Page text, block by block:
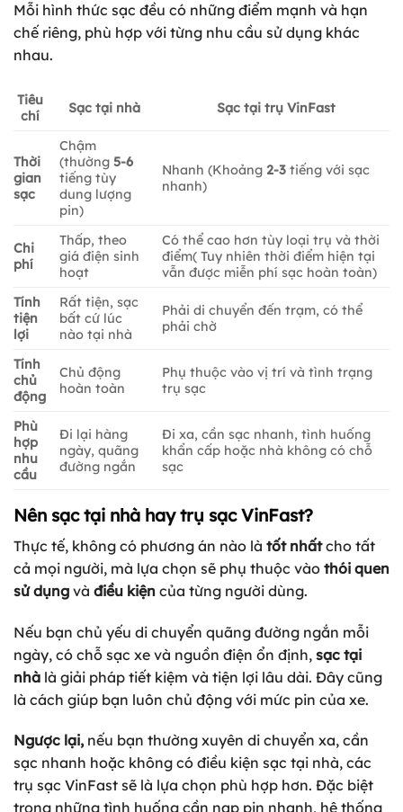
Mỗi hình thức sạc đều có những điểm mạnh và hạn
chế riêng, phù hợp với từng nhu cầu sử dụng khác
nhau.
Tiêu
chí
Sạc tại nhà Sạc tại trụ VinFast
Thời
gian
sạc
Chậm
(thường 5-6
tiếng tùy
dung lượng
pin)
Nhanh (Khoảng 2-3 tiếng với sạc
nhanh)
Chi
phí
Thấp, theo
giá điện sinh
hoạt
Có thể cao hơn tùy loại trụ và thời
điểm( Tuy nhiên thời điểm hiện tại
vẫn được miễn phí sạc hoàn toàn)
Tính
tiện
lợi
Rất tiện, sạc
bất cứ lúc
nào tại nhà
Phải di chuyển đến trạm, có thể
phải chờ
Tính
chủ
động
Chủ động
hoàn toàn
Phụ thuộc vào vị trí và tình trạng
trụ sạc
Phù
hợp
nhu
cầu
Đi lại hàng
ngày, quãng
đường ngắn
Đi xa, cần sạc nhanh, tình huống
khẩn cấp hoặc nhà không có chỗ
sạc
Nên sạc tại nhà hay trụ sạc VinFast?
Thực tế, không có phương án nào là tốt nhấtcho tất
cả mọi người, mà lựa chọn sẽ phụ thuộc vào thói quen
sử dụng và điều kiện của từng người dùng.
Nếu bạn chủ yếu di chuyển quãng đường ngắn mỗi
ngày, có chỗ sạc xe và nguồn điện ổn định, sạc tại
nhà là giải pháp tiết kiệm và tiện lợi lâu dài. Đây cũng
là cách giúp bạn luôn chủ động với mức pin của xe.
Ngược lại,nếu bạn thường xuyên di chuyển xa, cần
sạc nhanh hoặc không có điều kiện sạc tại nhà, các
trụ sạc VinFast sẽ là lựa chọn phù hợp hơn. Đặc biệt
trong những tình huống cần nạp pin nhanh, hệ thống